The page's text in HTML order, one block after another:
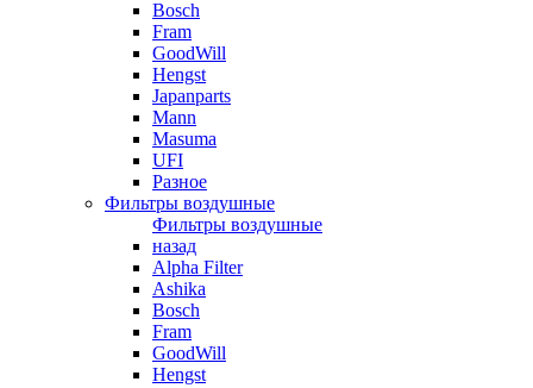
Bosch
Fram
GoodWill
Hengst
Japanparts
Mann
Masuma
UFI
Разное
Фильтры воздушные
Фильтры воздушные
назад
Alpha Filter
Ashika
Bosch
Fram
GoodWill
Hengst